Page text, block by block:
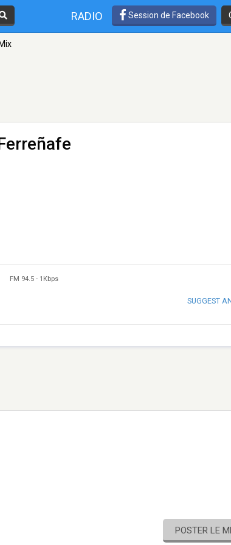
RADIO Session de Facebook
FM 94.5 - 1Kbps
SUGGEST
POSTER LE